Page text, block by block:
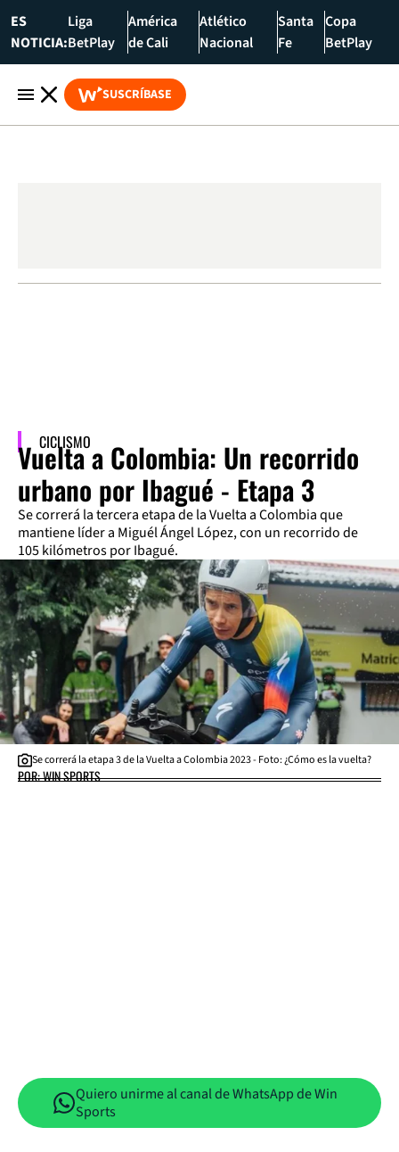
ES
NOTICIA:
Liga
BetPlay
América
de Cali
Atlético
Nacional
Santa
Fe
Copa
BetPlay
SUSCRÍBASE
CICLISMO
Vuelta a Colombia: Un recorrido
urbano por Ibagué - Etapa 3
Se correrá la tercera etapa de la Vuelta a Colombia que
mantiene líder a Miguél Ángel López, con un recorrido de
105 kilómetros por Ibagué.
Se correrá la etapa 3 de la Vuelta a Colombia 2023 - Foto: ¿Cómo es la vuelta?
POR: WIN SPORTS
Quiero unirme al canal de WhatsApp de Win
Sports